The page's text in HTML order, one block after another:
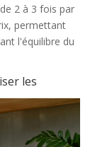
2 à 3 fois par
permettant
l'équilibre du
les